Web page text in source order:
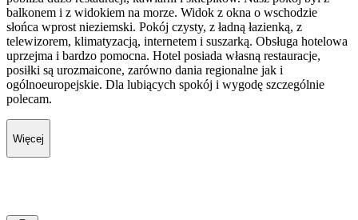
balkonem i z widokiem na morze. Widok z okna o wschodzie
słońca wprost nieziemski. Pokój czysty, z ładną łazienką, z
telewizorem, klimatyzacją, internetem i suszarką. Obsługa hotelowa
uprzejma i bardzo pomocna. Hotel posiada własną restauracje,
posiłki są urozmaicone, zarówno dania regionalne jak i
ogólnoeuropejskie. Dla lubiących spokój i wygodę szczególnie
polecam.
Więcej